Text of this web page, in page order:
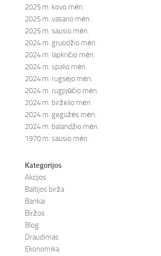
2025 m. kovo mėn.
2025 m. vasario mėn.
2025 m. sausio mėn.
2024 m. gruodžio mėn.
2024 m. lapkričio mėn.
2024 m. spalio mėn.
2024 m. rugsėjo mėn.
2024 m. rugpjūčio mėn.
2024 m. birželio mėn.
2024 m. gegužės mėn.
2024 m. balandžio mėn.
1970 m. sausio mėn.
Kategorijos
Akcijos
Baltijos birža
Bankai
Biržos
Blog
Draudimas
Ekonomika